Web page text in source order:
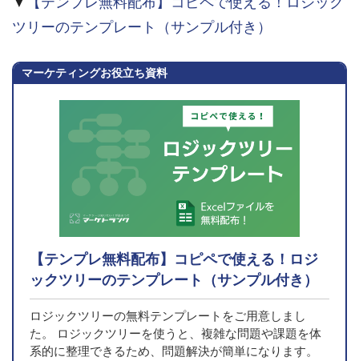
ツリーのテンプレート（サンプル付き）
マーケティングお役立ち資料
【テンプレ無料配布】コピペで使える！ロジ
ックツリーのテンプレート（サンプル付き）
ロジックツリーの無料テンプレートをご用意しまし
た。 ロジックツリーを使うと、複雑な問題や課題を体
系的に整理できるため、問題解決が簡単になります。